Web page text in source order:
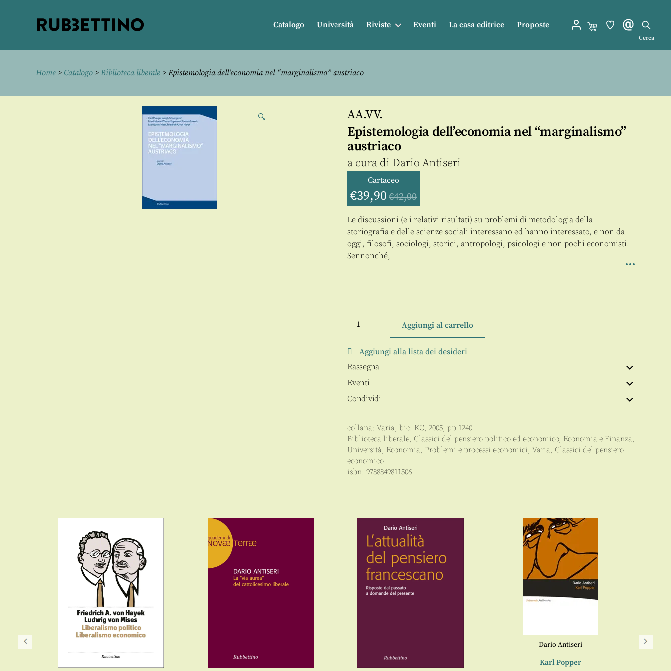
Catalogo Università Riviste Eventi La casa editrice Proposte
Cerca
Home > Catalogo > Biblioteca liberale > Epistemologia dell’economia nel “marginalismo” austriaco
🔍 AA.VV.
Epistemologia dell’economia nel “marginalismo”
austriaco
a cura di Dario Antiseri
Cartaceo
€39,90 €42,00
Le discussioni (e i relativi risultati) su problemi di metodologia della
storiografia e delle scienze sociali interessano ed hanno interessato, e non da
oggi, filosofi, sociologi, storici, antropologi, psicologi e non pochi economisti.
Sennonché,
Epistemologia
dell'economia
"marginalismo"
austriaco
quantità
Aggiungi al carrello
Aggiungi alla lista dei desideri
Rassegna
Eventi
Condividi
collana: Varia, bic: KC, 2005, pp 1240
Biblioteca liberale, Classici del pensiero politico ed economico, Economia e Finanza,
Università, Economia, Problemi e processi economici, Varia, Classici del pensiero
economico
isbn: 9788849811506
Dario Antiseri
Karl Popper